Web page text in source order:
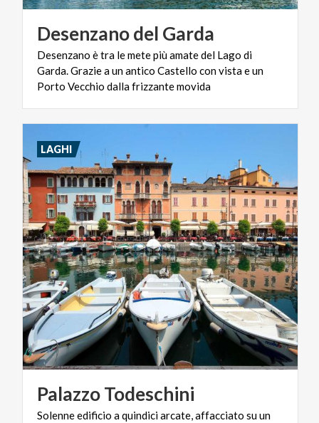
Desenzanodel Garda
Desenzano è tra le mete più amate del Lago di
Garda. Grazie a un antico Castello con vista e un
Porto Vecchio dalla frizzante movida
PalazzoTodeschini
Solenne edificio a quindici arcate, affacciato su un
LAGHI